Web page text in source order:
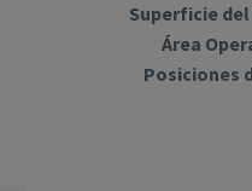
Superficie
Área
Posiciones